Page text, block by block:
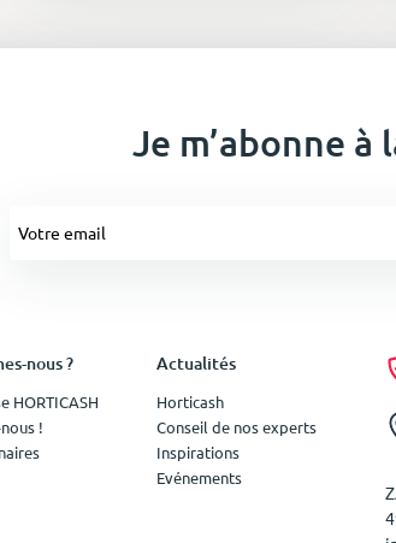
Je m’abonne
nous ?
HORTICASH
!
Actualités
Horticash
Conseil de nos experts
Inspirations
Evénements